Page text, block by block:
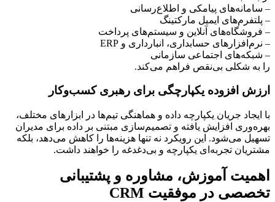
– سامانه‌های پیامکی و اطلاع‌رسانی
– پلتفرم‌های ایمیل مارکتینگ
– فروشگاه‌های آنلاین و سیستم‌های پرداخت
– نرم‌افزارهای حسابداری، انبارداری و ERP
– شبکه‌های اجتماعی سازمانی
را به شکلی بی‌نقص فراهم می‌کند.
ارزش افزوده یکپارچگی برای رهبری کسب‌وکار
با ایجاد جریان یکپارچه داده و هماهنگی تیم‌ها در ابزارهای مختلف،
بهره‌وری افزایش یافته و تصمیم‌سازی مبتنی بر داده برای مدیران
تسهیل می‌شود. این رویکرد نه تنها هزینه‌ها را کاهش می‌دهد، بلکه
مشتریان تجربه‌ای یکپارچه و بی‌دغدغه را خواهند داشت.
اهمیت آموزش، مشاوره و پشتیبانی
تخصصی در موفقیت CRM